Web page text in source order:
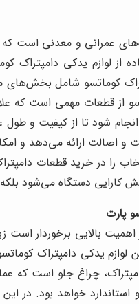
عمرانی و معدنی
از لوازم یدکی
کوماتسو شامل
از قطعات مهمی است که
انجام شود تا از کیفیت و
و اصالت ارائه می‌دهد
در خرید قطعات
کارایی دستگاه می‌شود
پارت
بالایی برخوردار است
یدکی دامپتراک
چراغ جلو است که عملکرد
خواهد بود.